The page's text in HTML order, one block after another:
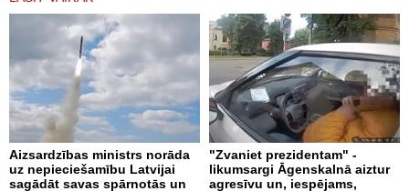
Aizsardzības ministrs norāda
uz nepieciešamību Latvijai
sagādāt savas spārnotās un
"Zvaniet prezidentam" -
likumsargi Āgenskalnā aiztur
agresīvu un, iespējams,